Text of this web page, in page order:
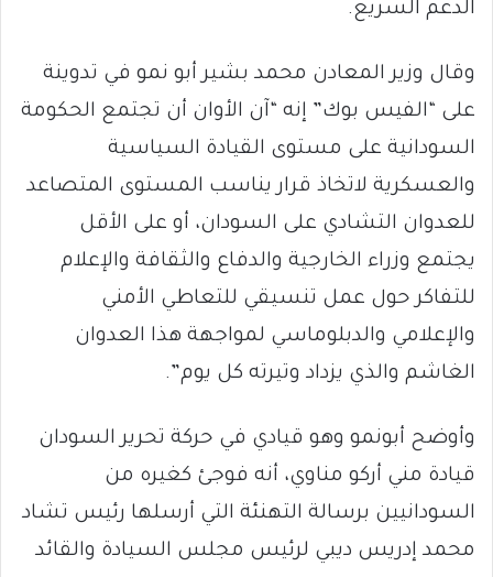
الدعم السريع.
وقال وزير المعادن محمد بشير أبو نمو في تدوينة
على “الفيس بوك” إنه “آن الأوان أن تجتمع الحكومة
السودانية على مستوى القيادة السياسية
والعسكرية لاتخاذ قرار يناسب المستوى المتصاعد
للعدوان التشادي على السودان، أو على الأقل
يجتمع وزراء الخارجية والدفاع والثقافة والإعلام
للتفاكر حول عمل تنسيقي للتعاطي الأمني
والإعلامي والدبلوماسي لمواجهة هذا العدوان
الغاشم والذي يزداد وتيرته كل يوم”.
وأوضح أبونمو وهو قيادي في حركة تحرير السودان
قيادة مني أركو مناوي، أنه فوجئ كغيره من
السودانيين برسالة التهنئة التي أرسلها رئيس تشاد
محمد إدريس ديبي لرئيس مجلس السيادة والقائد